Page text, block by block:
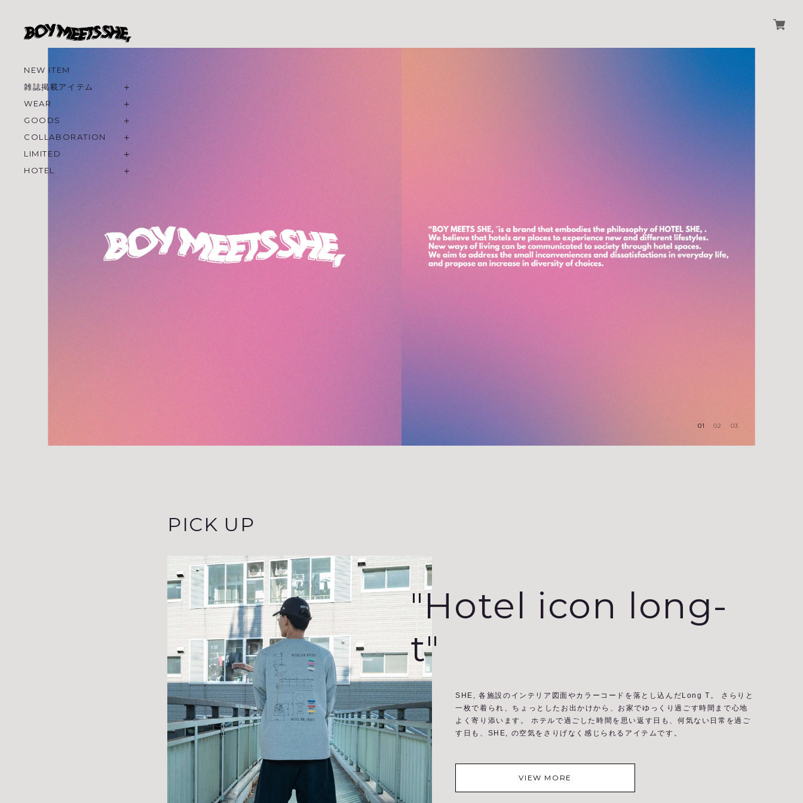
NEW ITEM
雑誌掲載アイテム
WEAR
GOODS
COLLABORATION
LIMITED
HOTEL
PICK UP
"Hotel icon long-
t"
SHE, 各施設のインテリア図面やカラーコードを落とし込んだLong T。 さらりと
一枚で着られ、ちょっとしたお出かけから、お家でゆっくり過ごす時間まで心地
よく寄り添います。 ホテルで過ごした時間を思い返す日も、何気ない日常を過ご